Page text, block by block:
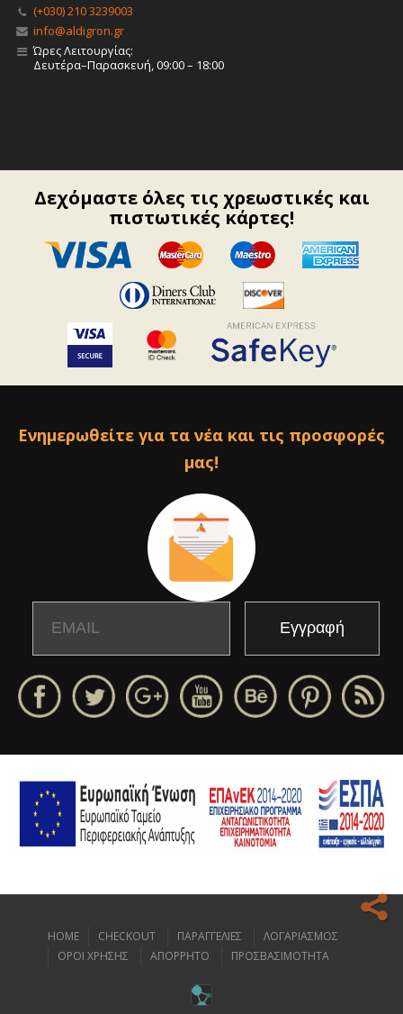
(+030) 210 3239003
info@aldigron.gr
Ώρες Λειτουργίας:
Δευτέρα–Παρασκευή, 09:00 – 18:00
Δεχόμαστε όλες τις χρεωστικές και
πιστωτικές κάρτες!
Ενημερωθείτε για τα νέα και τις προσφορές
μας!
Ο ιστοχώρος μας κάνει χρήση cookies για να σας προσφέρει την
HOME CHECKOUT ΠΑΡΑΓΓΕΛΙΕΣ
ΛΟΓΑΡΙΑΣΜΟΣ
ΟΡΟΙ ΧΡΗΣΗΣ
ΑΠΟΡΡΗΤΟ ΠΡΟΣΒΑΣΙΜΟΤΗΤΑ